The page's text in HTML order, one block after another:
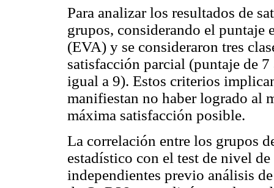
Para analizar los resultados de
grupos, considerando el puntaje
(EVA) y se consideraron tres
satisfacción parcial (puntaje de
igual a 9). Estos criterios
manifiestan no haber logrado al
máxima satisfacción posible.
La correlación entre los grupos
estadístico con el test de nivel
independientes previo análisis